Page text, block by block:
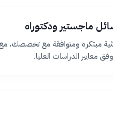
ماجستير ودكتوراه
مبتكرة ومتوافقة مع تخصصك، مع
معايير الدراسات العليا.